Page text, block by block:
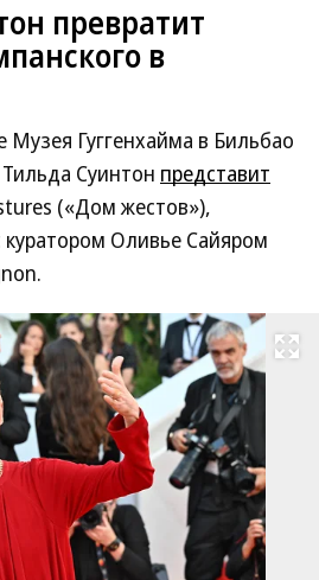
превратит
в
Музея Гуггенхайма в Бильбао
Суинтон представит
(«Дом жестов»),
Оливье Сайяром
Развернуть